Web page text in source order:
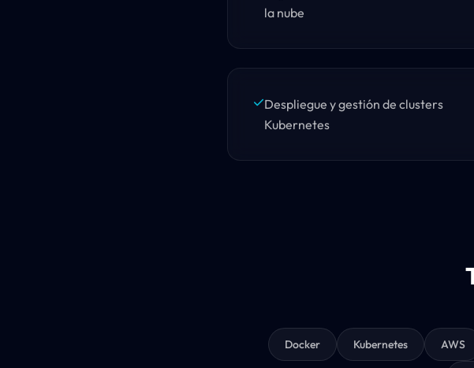
la nube
Despliegue y gestión de clusters
Kubernetes
Docker Kubernetes AWS